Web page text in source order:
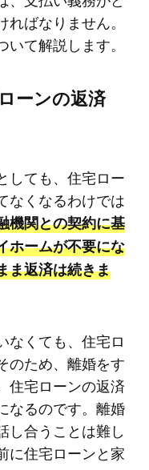
ばなりません。
て解説します。
ーンの返済
しても、住宅ロー
なくなるわけでは
機関との契約に基
ホームが不要にな
ま返済は続きま
なくても、住宅ロ
のため、離婚をす
住宅ローンの返済
なるのです。離婚
し合うことは難し
に住宅ローンと家